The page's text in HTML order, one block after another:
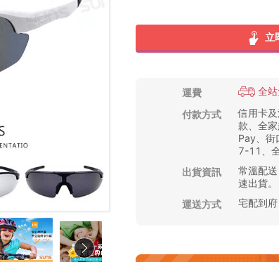
立
運費
全
付款方式
信用卡
款、全
Pay、街
7-11、
出貨資訊
常溫配
速出貨。
運送方式
宅配到府